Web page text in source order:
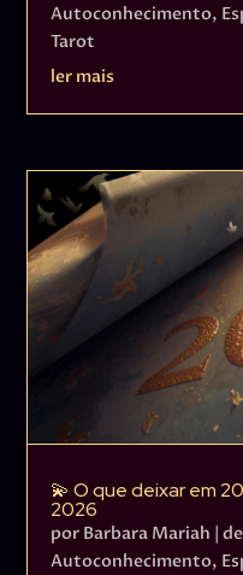
Autoconhecimento,
Tarot
ler mais
💫 O que deixar em
2026
por Barbara Mariah |
Autoconhecimento,